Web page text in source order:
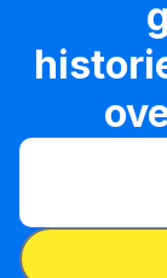
VIN invoeren
VIN